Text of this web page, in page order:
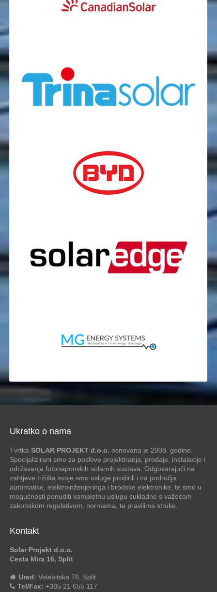
Ukratko o nama
Tvrtka SOLAR PROJEKT d.o.o. osnovana je 2008. godine.
Specijalizirani smo za poslove projektiranja, prodaje, instalacije i
održavanja fotonaponskih solarnih sustava. Odgovarajući na
zahtjeve tržišta svoje smo usluge proširili i na područja
automatike, elektroinženjeringa i brodske elektronike, te smo u
mogućnosti ponuditi kompletnu uslugu sukladno s važećom
zakonskom regulativom, normama, te pravilima struke.
Kontakt
Solar Projekt d.o.o.
Cesta Mira 16, Split
Ured: Velebitska 76, Split
Tel/Fax: +385 21 655 117